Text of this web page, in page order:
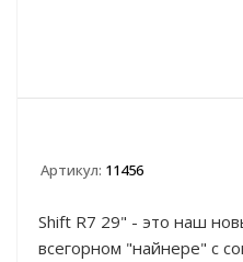
Артикул: 11456
Shift R7 29" - это наш
всегорном "найнере" с